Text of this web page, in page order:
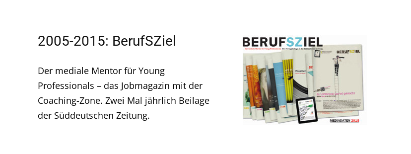
2005-2015: BerufSZiel
Der mediale Mentor für Young
Professionals – das Jobmagazin mit der
Coaching-Zone. Zwei Mal jährlich Beilage
der Süddeutschen Zeitung.